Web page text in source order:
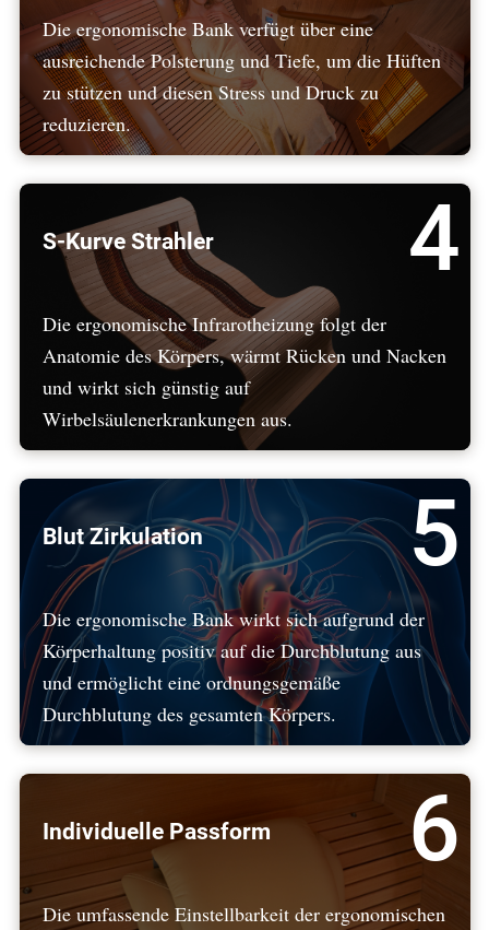
Die ergonomische Bank verfügt über eine
ausreichende Polsterung und Tiefe, um die Hüften
zu stützen und diesen Stress und Druck zu
reduzieren.
4
S-Kurve Strahler
Die ergonomische Infrarotheizung folgt der
Anatomie des Körpers, wärmt Rücken und Nacken
und wirkt sich günstig auf
Wirbelsäulenerkrankungen aus.
5
Blut Zirkulation
Die ergonomische Bank wirkt sich aufgrund der
Körperhaltung positiv auf die Durchblutung aus
und ermöglicht eine ordnungsgemäße
Durchblutung des gesamten Körpers.
6
Individuelle Passform
Die umfassende Einstellbarkeit der ergonomischen